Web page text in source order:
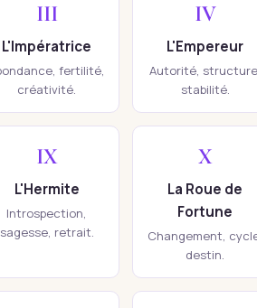
III
L'Impératrice
fertilité,
créativité.
IV
L'Empereur
Autorité,
stabilité.
IX
L'Hermite
Introspection,
sagesse, retrait.
X
La Roue de
Fortune
Changement,
destin.